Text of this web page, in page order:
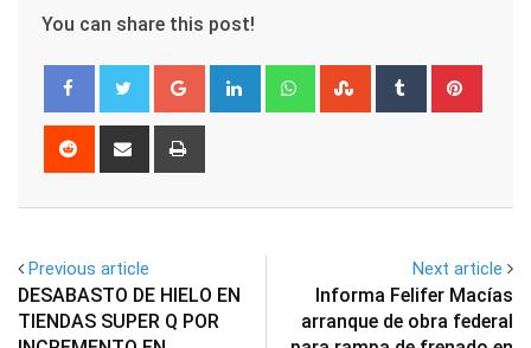
You can share this post!
Google+ LinkedIn WhatsappStumbleUpon
Tumblr
Reddit
Share
Previous article
DESABASTO DE HIELO EN
TIENDAS SUPER Q POR
Next article
Informa Felifer Macías
arranque de obra federal